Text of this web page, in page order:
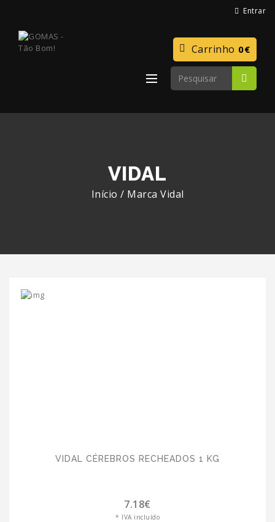
Entrar
Carrinho 0€
VIDAL
Início / Marca Vidal
VIDAL CÉREBROS RECHEADOS 1 KG
7.18€
* IVA incluído